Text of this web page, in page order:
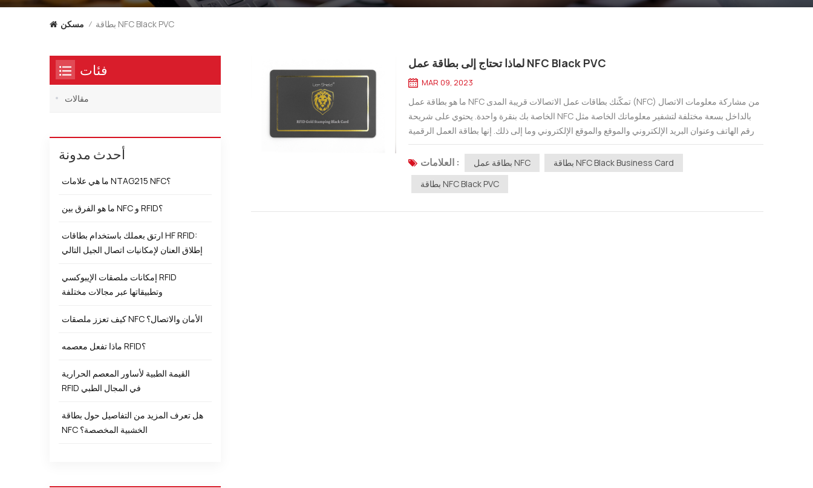
مسكن / بطاقة NFC Black PVC
لماذا تحتاج إلى بطاقة عمل NFC Black PVC
MAR 09, 2023
ما هو بطاقة عمل NFC تمكّنك بطاقات عمل الاتصالات قريبة المدى (NFC) من مشاركة معلومات الاتصال
الخاصة بك بنقرة واحدة. يحتوي على شريحة NFC بالداخل بسعة مختلفة لتشفير معلوماتك الخاصة مثل
رقم الهاتف وعنوان البريد الإلكتروني والموقع والموقع الإلكتروني وما إلى ذلك. إنها بطاقة العمل الرقمية
الشهيرة وطريقة جد...
العلامات : بطاقة عمل NFC
بطاقة NFC Black Business Card
بطاقة NFC Black PVC
فئات
مقالات
أحدث مدونة
ما هي علامات NTAG215 NFC؟
ما هو الفرق بين NFC و RFID؟
ارتق بعملك باستخدام بطاقات HF RFID:
إطلاق العنان لإمكانيات اتصال الجيل التالي
إمكانات ملصقات الإيبوكسي RFID
وتطبيقاتها عبر مجالات مختلفة
كيف تعزز ملصقات NFC الأمان والاتصال؟
ماذا تفعل معصمه RFID؟
القيمة الطبية لأساور المعصم الحرارية
RFID في المجال الطبي
هل تعرف المزيد من التفاصيل حول بطاقة
NFC الخشبية المخصصة؟